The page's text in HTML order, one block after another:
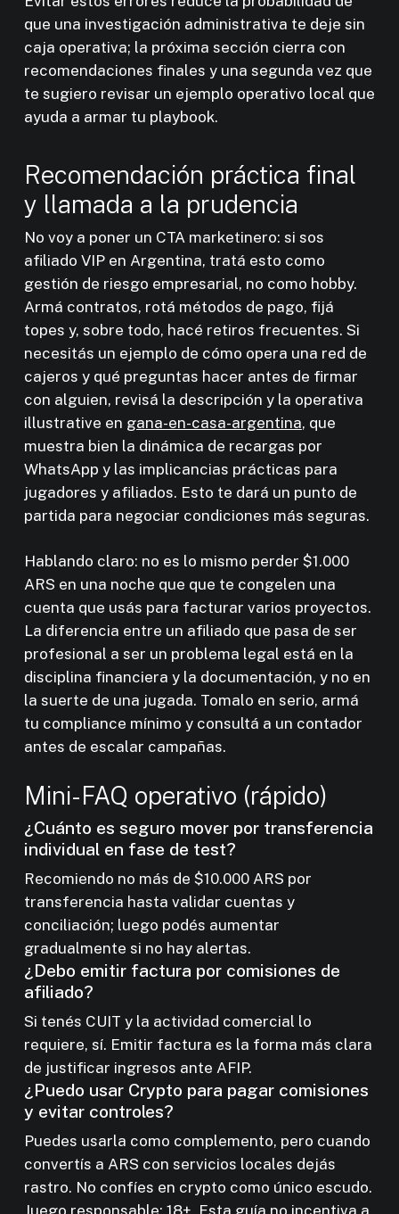
que una investigación administrativa te deje sin
caja operativa; la próxima sección cierra con
recomendaciones finales y una segunda vez que
te sugiero revisar un ejemplo operativo local que
ayuda a armar tu playbook.
Recomendación práctica final
y llamada a la prudencia
No voy a poner un CTA marketinero: si sos
afiliado VIP en Argentina, tratá esto como
gestión de riesgo empresarial, no como hobby.
Armá contratos, rotá métodos de pago, fijá
topes y, sobre todo, hacé retiros frecuentes. Si
necesitás un ejemplo de cómo opera una red de
cajeros y qué preguntas hacer antes de firmar
con alguien, revisá la descripción y la operativa
illustrative en gana-en-casa-argentina, que
muestra bien la dinámica de recargas por
WhatsApp y las implicancias prácticas para
jugadores y afiliados. Esto te dará un punto de
partida para negociar condiciones más seguras.
Hablando claro: no es lo mismo perder $1.000
ARS en una noche que que te congelen una
cuenta que usás para facturar varios proyectos.
La diferencia entre un afiliado que pasa de ser
profesional a ser un problema legal está en la
disciplina financiera y la documentación, y no en
la suerte de una jugada. Tomalo en serio, armá
tu compliance mínimo y consultá a un contador
antes de escalar campañas.
Mini-FAQ operativo (rápido)
¿Cuánto es seguro mover por transferencia
individual en fase de test?
Recomiendo no más de $10.000 ARS por
transferencia hasta validar cuentas y
conciliación; luego podés aumentar
gradualmente si no hay alertas.
¿Debo emitir factura por comisiones de
afiliado?
Si tenés CUIT y la actividad comercial lo
requiere, sí. Emitir factura es la forma más clara
de justificar ingresos ante AFIP.
¿Puedo usar Crypto para pagar comisiones
y evitar controles?
Puedes usarla como complemento, pero cuando
convertís a ARS con servicios locales dejás
rastro. No confíes en crypto como único escudo.
Juego responsable: 18+. Esta guía no incentiva a